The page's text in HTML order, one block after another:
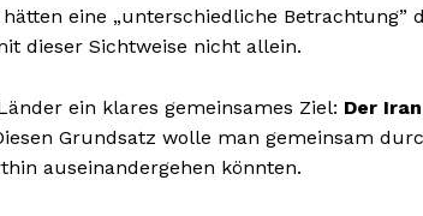
eine „unterschiedliche Betrachtung”
dieser Sichtweise nicht allein.
ein klares gemeinsames Ziel: Der
Grundsatz wolle man gemeinsam
auseinandergehen könnten.